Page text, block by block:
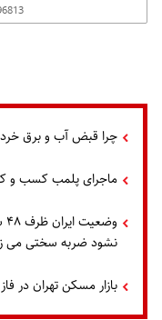
چرا قبض آب و برق خرداد و تیر ۳ تا ۴
ماجرای پلمب کسب و
نشود ضربه سختی می
بازار مسکن تهران در فاز